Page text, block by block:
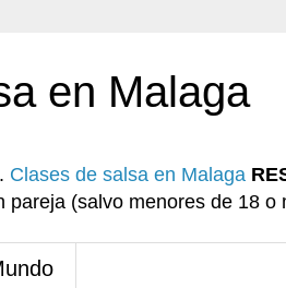
en Malaga
Clases de salsa en Malaga
pareja (salvo menores de 18 o